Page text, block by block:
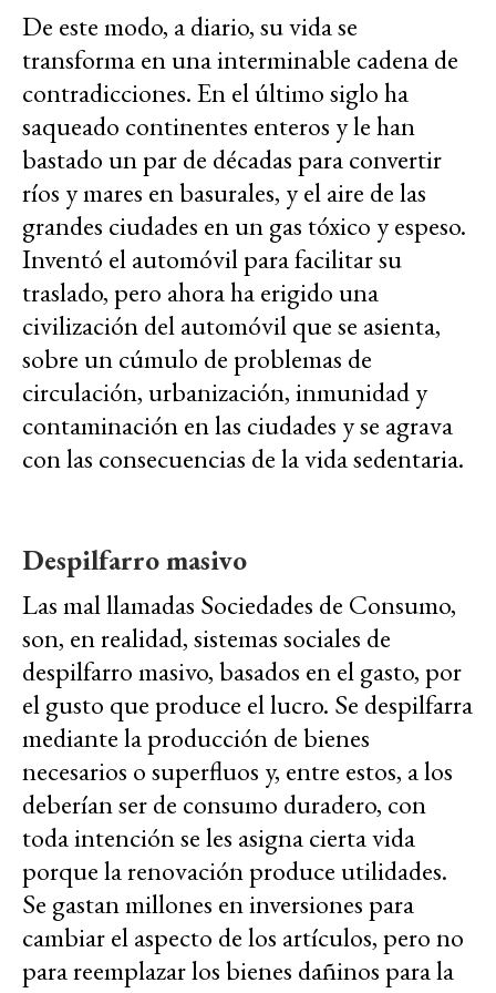
De este modo, a diario, su vida se
transforma en una interminable cadena de
contradicciones. En el último siglo ha
saqueado continentes enteros y le han
bastado un par de décadas para convertir
ríos y mares en basurales, y el aire de las
grandes ciudades en un gas tóxico y espeso.
Inventó el automóvil para facilitar su
traslado, pero ahora ha erigido una
civilización del automóvil que se asienta,
sobre un cúmulo de problemas de
circulación, urbanización, inmunidad y
contaminación en las ciudades y se agrava
con las consecuencias de la vida sedentaria.
Despilfarro masivo
Las mal llamadas Sociedades de Consumo,
son, en realidad, sistemas sociales de
despilfarro masivo, basados en el gasto, por
el gusto que produce el lucro. Se despilfarra
mediante la producción de bienes
necesarios o superfluos y, entre estos, a los
deberían ser de consumo duradero, con
toda intención se les asigna cierta vida
porque la renovación produce utilidades.
Se gastan millones en inversiones para
cambiar el aspecto de los artículos, pero no
para reemplazar los bienes dañinos para la